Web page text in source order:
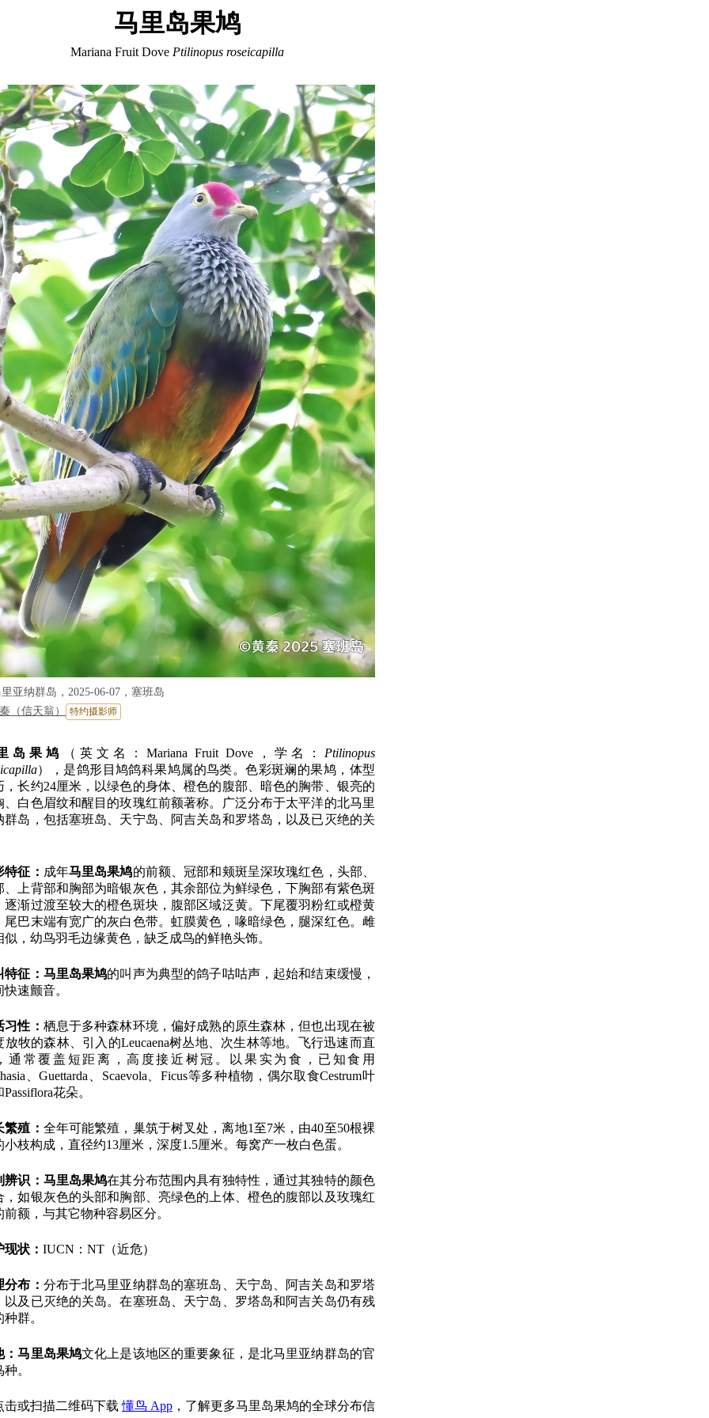
马里岛果鸠
Mariana Fruit Dove Ptilinopus roseicapilla
亚纳群岛，2025-06-07，塞班岛
（信天翁）
特约摄影师
岛果鸠 （英文名：Mariana Fruit Dove，学名： Ptilinopus
），是鸽形目鸠鸽科果鸠属的鸟类。色彩斑斓的果鸠，体型
，长约24厘米，以绿色的身体、橙色的腹部、暗色的胸带、银亮的
、白色眉纹和醒目的玫瑰红前额著称。广泛分布于太平洋的北马里
群岛，包括塞班岛、天宁岛、阿吉关岛和罗塔岛，以及已灭绝的关
特征： 成年马里岛果鸠的前额、冠部和颊斑呈深玫瑰红色，头部、
、上背部和胸部为暗银灰色，其余部位为鲜绿色，下胸部有紫色斑
逐渐过渡至较大的橙色斑块，腹部区域泛黄。下尾覆羽粉红或橙黄
尾巴末端有宽广的灰白色带。虹膜黄色，喙暗绿色，腿深红色。雌
似，幼鸟羽毛边缘黄色，缺乏成鸟的鲜艳头饰。
特征： 马里岛果鸠的叫声为典型的鸽子咕咕声，起始和结束缓慢，
快速颤音。
习性： 栖息于多种森林环境，偏好成熟的原生森林，但也出现在被
放牧的森林、引入的Leucaena树丛地、次生林等地。飞行迅速而直
通常覆盖短距离，高度接近树冠。以果实为食，已知食用
、Guettarda、Scaevola、Ficus等多种植物，偶尔取食Cestrum叶
花朵。
繁殖： 全年可能繁殖，巢筑于树叉处，离地1至7米，由40至50根裸
小枝构成，直径约13厘米，深度1.5厘米。每窝产一枚白色蛋。
辨识： 马里岛果鸠在其分布范围内具有独特性，通过其独特的颜色
，如银灰色的头部和胸部、亮绿色的上体、橙色的腹部以及玫瑰红
前额，与其它物种容易区分。
现状： IUCN：NT（近危）
分布： 分布于北马里亚纳群岛的塞班岛、天宁岛、阿吉关岛和罗塔
以及已灭绝的关岛。在塞班岛、天宁岛、罗塔岛和阿吉关岛仍有残
群。
：马里岛果鸠文化上是该地区的重要象征，是北马里亚纳群岛的官
。
击或扫描二维码下载懂鸟 App ，了解更多马里岛果鸠的全球分布信